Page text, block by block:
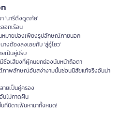
า 'นารีดึงดูดภัย'
อกเรือน
หมายปองเพียงรูปลักษณ์ภายนอก
างต้องลงเอยกับ 'ลู่อู๋โยว'
เป็นคู่ปรับ
อเสียงที่ผู้คนยกย่องนับหน้าถือตา
ต้ภาพลักษณ์อันสง่างามนั้นซ่อนนิสัยแท้จริงอันน่า
ายเป็นคู่ครอง
นไม่คาดฝัน
ที่บิดาเฟ้นหามาทั้งหมด!